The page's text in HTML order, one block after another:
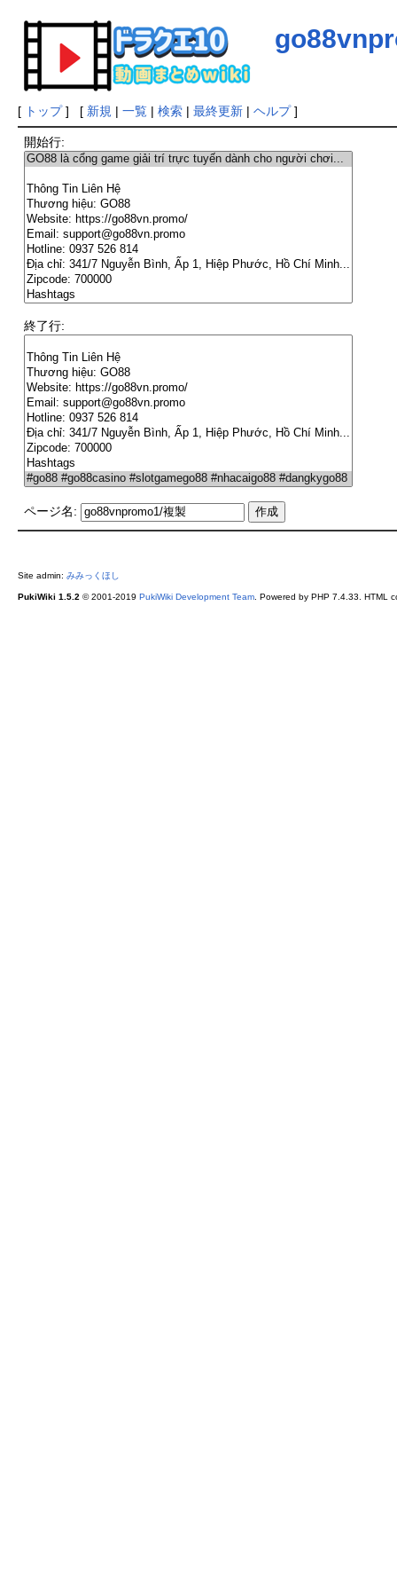
[ トップ] [ 新規 | 一覧| 検索| 最終更新| ヘルプ]
開始行:
終了行:
ページ名:
Site admin: みみっくほし
PukiWiki 1.5.2 © 2001-2019 PukiWiki Development Team. Powered by PHP 7.4.33. HTML